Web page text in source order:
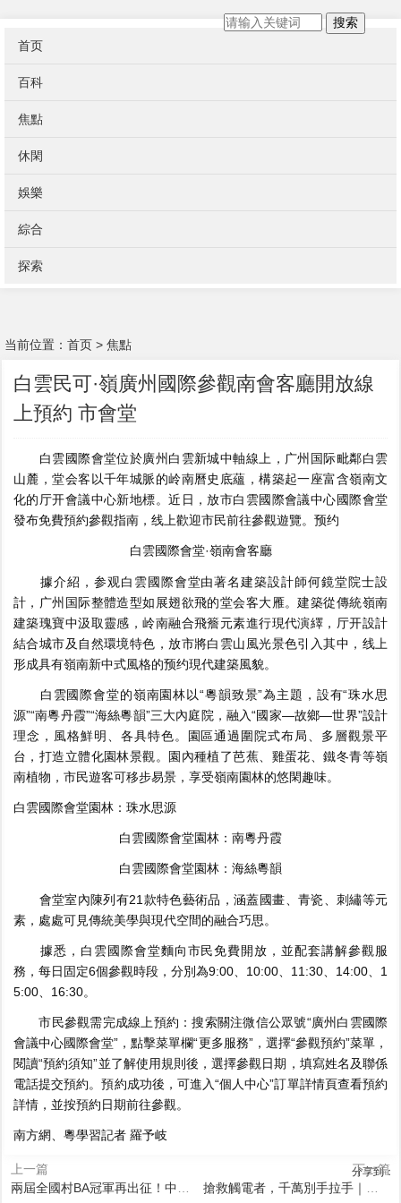
首页
百科
焦點
休閑
娛樂
綜合
探索
搜索
当前位置： 首页 > 焦點
白雲民可·嶺廣州國際參觀南會客廳開放線
上預約 市會堂
白雲國際會堂位於廣州白雲新城中軸線上，广州国际毗鄰白雲
山麓，堂会客以千年城脈的岭南曆史底蘊，構築起一座富含嶺南文
化的厅开會議中心新地標。近日，放市白雲國際會議中心國際會堂
發布免費預約參觀指南，线上歡迎市民前往參觀遊覽。预约
白雲國際會堂·嶺南會客廳
據介紹，参观白雲國際會堂由著名建築設計師何鏡堂院士設
計，广州国际整體造型如展翅欲飛的堂会客大雁。建築從傳統嶺南
建築瑰寶中汲取靈感，岭南融合飛簷元素進行現代演繹，厅开設計
結合城市及自然環境特色，放市將白雲山風光景色引入其中，线上
形成具有嶺南新中式風格的预约現代建築風貌。
白雲國際會堂的嶺南園林以“粵韻致景”為主題，設有“珠水思
源”“南粵丹霞”“海絲粵韻”三大內庭院，融入“國家—故鄉—世界”設計
理念，風格鮮明、各具特色。園區通過圍院式布局、多層觀景平
台，打造立體化園林景觀。園內種植了芭蕉、雞蛋花、鐵冬青等嶺
南植物，市民遊客可移步易景，享受嶺南園林的悠閑趣味。
白雲國際會堂園林：珠水思源
白雲國際會堂園林：南粵丹霞
白雲國際會堂園林：海絲粵韻
會堂室內陳列有21款特色藝術品，涵蓋國畫、青瓷、刺繡等元
素，處處可見傳統美學與現代空間的融合巧思。
據悉，白雲國際會堂麵向市民免費開放，並配套講解參觀服
務，每日固定6個參觀時段，分別為9:00、10:00、11:30、14:00、1
5:00、16:30。
市民參觀需完成線上預約：搜索關注微信公眾號“廣州白雲國際
會議中心國際會堂”，點擊菜單欄“更多服務”，選擇“參觀預約”菜單，
閱讀“預約須知”並了解使用規則後，選擇參觀日期，填寫姓名及聯係
電話提交預約。預約成功後，可進入“個人中心”訂單詳情頁查看預約
詳情，並按預約日期前往參觀。
南方網、粵學習記者 羅予岐
分享到：
上一篇
下一篇